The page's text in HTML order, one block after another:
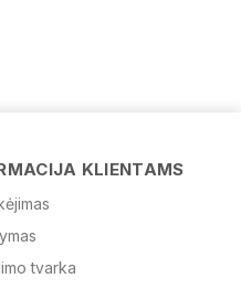
KLIENTAMS
tvarka